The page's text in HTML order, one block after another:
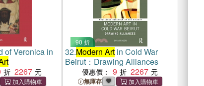
of Veronica in
2267
90 折
32.Modern Art in Cold War
Beirut：Drawing Alliances
優惠價： 9 2267
無庫存